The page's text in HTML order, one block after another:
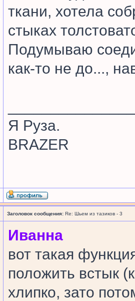
ткани, хотела
стыках
Подумываю
как-то не до...,
Я Руза.
BRAZER
Заголовок сообщения: Re: Шьем из тазиков - 3
Иванна
вот такая
положить встык
хлипко, зато